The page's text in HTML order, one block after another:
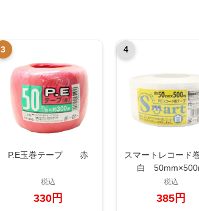
3
P.E玉巻テープ 赤
税込
330円
4
スマートレコー
白
税込
385円